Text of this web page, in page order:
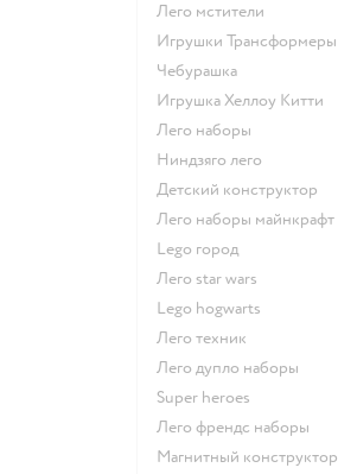
Лего мстители
Игрушки Трансформеры
Чебурашка
Игрушка Хеллоу Китти
Лего наборы
Ниндзяго лего
Детский конструктор
Лего наборы майнкрафт
Lego город
Лего star wars
Lego hogwarts
Лего техник
Лего дупло наборы
Super heroes
Лего френдс наборы
Магнитный конструктор